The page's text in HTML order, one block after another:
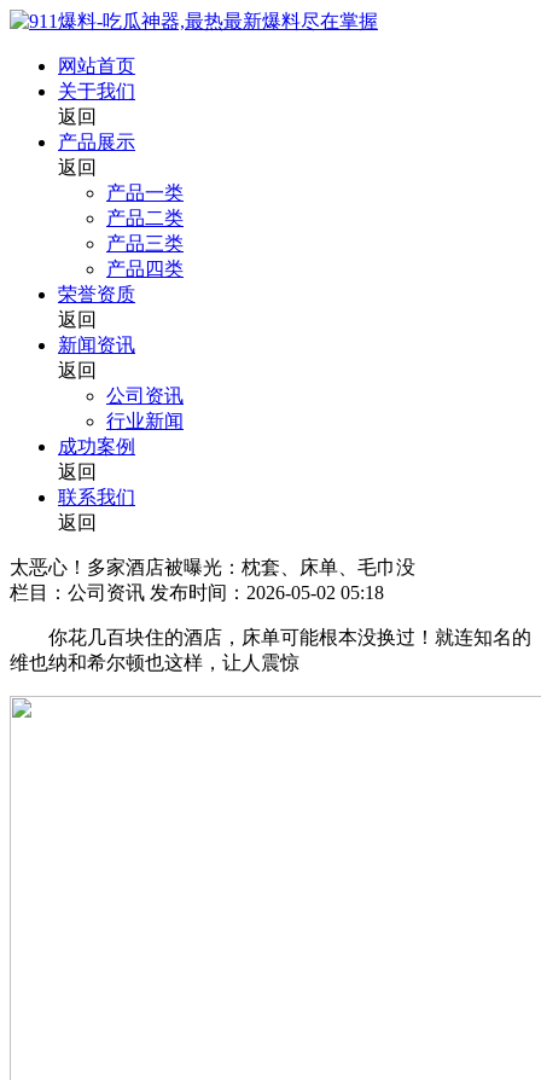
网站首页
关于我们
返回
产品展示
返回
产品一类
产品二类
产品三类
产品四类
荣誉资质
返回
新闻资讯
返回
公司资讯
行业新闻
成功案例
返回
联系我们
返回
太恶心！多家酒店被曝光：枕套、床单、毛巾没
栏目：公司资讯 发布时间：2026-05-02 05:18
你花几百块住的酒店，床单可能根本没换过！就连知名的
维也纳和希尔顿也这样，让人震惊